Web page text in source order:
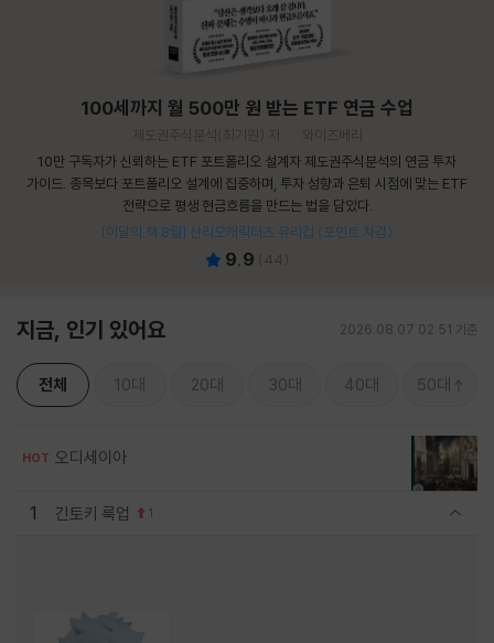
100세까지 월 500만 원 받는 ETF 연금 수업
제도권주식분석(최기원) 저
와이즈베리
10만 구독자가 신뢰하는 ETF 포트폴리오 설계자 제도권주식분석의 연금 투자
가이드. 종목보다 포트폴리오 설계에 집중하며, 투자 성향과 은퇴 시점에 맞는 ETF
전략으로 평생 현금흐름을 만드는 법을 담았다.
[이달의 책 8월] 산리오캐릭터즈 유리컵 (포인트 차감)
9.9 44
지금, 인기 있어요 2026.08.07 02:51 기준
전체 10대 20대 30대 40대 50대
HOT 오디세이아
1 긴토키 룩업 1